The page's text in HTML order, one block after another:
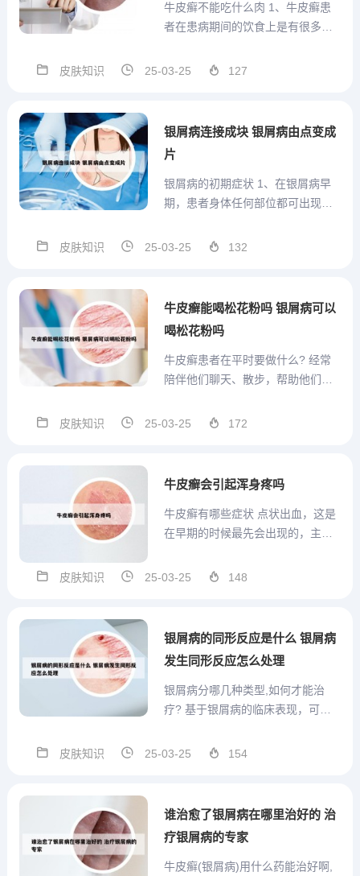
牛皮癣不能吃什么肉 1、牛皮癣患
者在患病期间的饮食上是有很多肉
跟肉沾边的食物就不能吃，患者在
肉、狗肉、鸡鸭肉、鸽子肉、鸟肉
鱼...
皮肤知识 25-03-25 127
银屑病连接成块 银屑病由点变成
片
银屑病的初期症状 1、在银屑病早
期，患者身体任何部位都可出现红
尖大小；有的如水滴状或者指甲
它部位，包括前胸、躯干、腿部等
都会出现类似的皮疹。银屑病皮
疹...
皮肤知识 25-03-25 132
牛皮癣能喝松花粉吗 银屑病可以
喝松花粉吗
牛皮癣患者在平时要做什么? 经常
陪伴他们聊天、散步，帮助他们放
关怀不仅能改善患者的情绪，还能
意日常生活的其他方面。保持皮肤
皮肤知识 25-03-25 172
牛皮癣会引起浑身疼吗
牛皮癣有哪些症状 点状出血，这是
在早期的时候最先会出现的，主要
斑的面会涌出一些粟粒大小的血珠
中是很常见的一种慢性皮肤病，它
皮肤知识 25-03-25 148
银屑病的同形反应是什么 银屑病
发生同形反应怎么处理
银屑病分哪几种类型,如何才能治
疗? 基于银屑病的临床表现，可将
型、脓疱型、红皮病型 ，其中， 寻
约占银屑病的90％以上。银屑病的
皮肤知识 25-03-25 154
谁治愈了银屑病在哪里治好的 治
疗银屑病的专家
牛皮癣(银屑病)用什么药能治好啊,